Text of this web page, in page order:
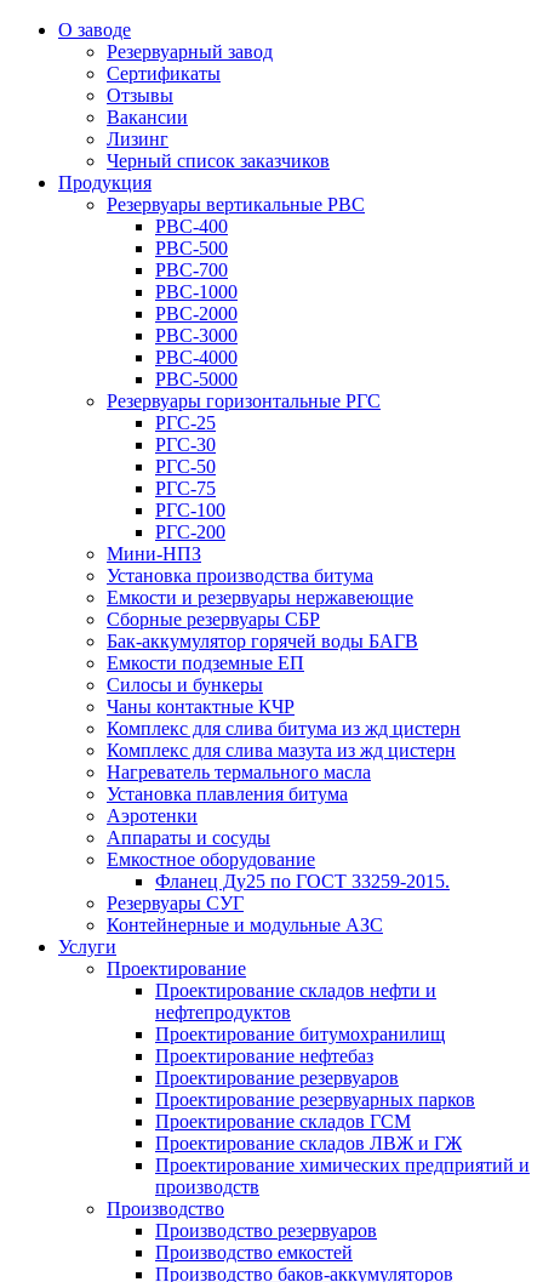
О заводе
Резервуарный завод
Сертификаты
Отзывы
Вакансии
Лизинг
Черный список заказчиков
Продукция
Резервуары вертикальные РВС
РВС-400
РВС-500
РВС-700
РВС-1000
РВС-2000
РВС-3000
РВС-4000
РВС-5000
Резервуары горизонтальные РГС
РГС-25
РГС-30
РГС-50
РГС-75
РГС-100
РГС-200
Мини-НПЗ
Установка производства битума
Емкости и резервуары нержавеющие
Сборные резервуары СБР
Бак-аккумулятор горячей воды БАГВ
Емкости подземные ЕП
Силосы и бункеры
Чаны контактные КЧР
Комплекс для слива битума из жд цистерн
Комплекс для слива мазута из жд цистерн
Нагреватель термального масла
Установка плавления битума
Аэротенки
Аппараты и сосуды
Емкостное оборудование
Фланец Ду25 по ГОСТ 33259-2015.
Резервуары СУГ
Контейнерные и модульные АЗС
Услуги
Проектирование
Проектирование складов нефти и
нефтепродуктов
Проектирование битумохранилищ
Проектирование нефтебаз
Проектирование резервуаров
Проектирование резервуарных парков
Проектирование складов ГСМ
Проектирование складов ЛВЖ и ГЖ
Проектирование химических предприятий и
производств
Производство
Производство резервуаров
Производство емкостей
Производство баков-аккумуляторов